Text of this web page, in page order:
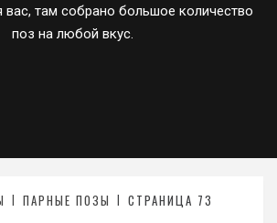
там собрано большое количество
поз на любой вкус.
ПАРНЫЕ ПОЗЫ СТРАНИЦА 73